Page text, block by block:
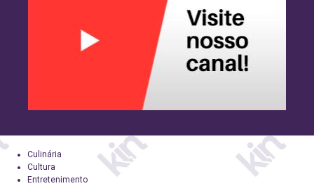
Culinária
Cultura
Entretenimento